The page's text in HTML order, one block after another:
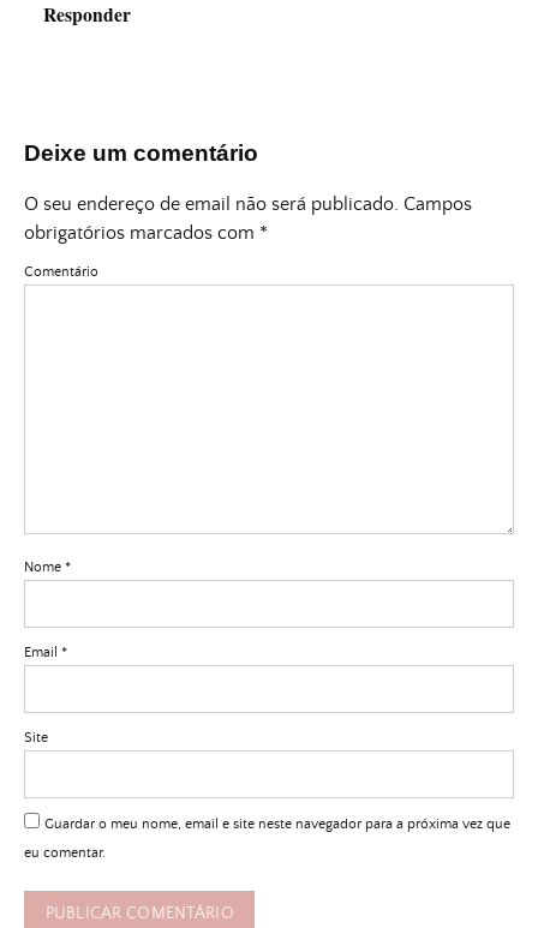
Responder
Deixe um comentário
O seu endereço de email não será publicado. Campos
obrigatórios marcados com *
Comentário
Nome *
Email *
Site
Guardar o meu nome, email e site neste navegador para a próxima vez que
eu comentar.